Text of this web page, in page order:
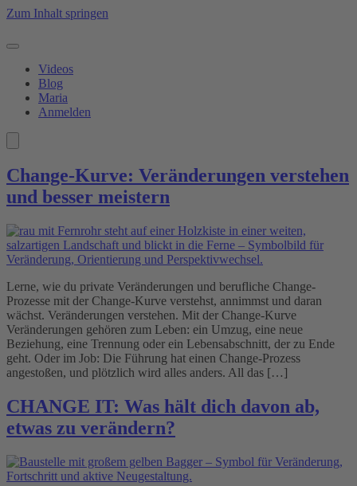
Zum Inhalt springen
Videos
Blog
Maria
Anmelden
Change-Kurve: Veränderungen verstehen
und besser meistern
Lerne, wie du private Veränderungen und berufliche Change-
Prozesse mit der Change-Kurve verstehst, annimmst und daran
wächst. Veränderungen verstehen. Mit der Change-Kurve
Veränderungen gehören zum Leben: ein Umzug, eine neue
Beziehung, eine Trennung oder ein Lebensabschnitt, der zu Ende
geht. Oder im Job: Die Führung hat einen Change-Prozess
angestoßen, und plötzlich wird alles anders. All das […]
CHANGE IT: Was hält dich davon ab,
etwas zu verändern?